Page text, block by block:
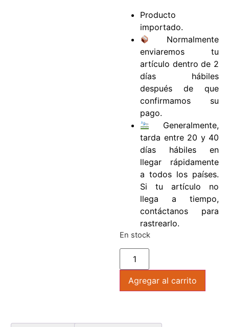
Producto
importado.
Normalmente
enviaremos tu
artículo dentro de 2
días hábiles
después de que
confirmamos su
pago.
Generalmente,
tarda entre 20 y 40
días hábiles en
llegar rápidamente
a todos los países.
Si tu artículo no
llega a tiempo,
contáctanos para
rastrearlo.
En stock
Agregar al carrito